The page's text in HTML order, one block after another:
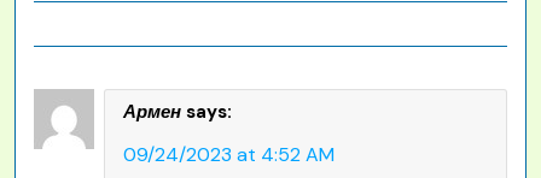
Армен says:
09/24/2023 at 4:52 AM